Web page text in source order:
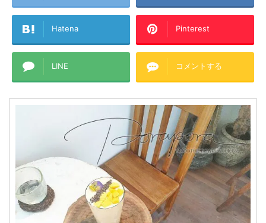
Hatena Pinterest
LINE コメントする